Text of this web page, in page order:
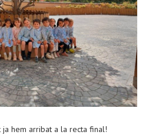
ja hem arribat a la recta final!